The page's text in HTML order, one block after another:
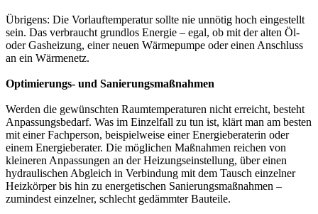
Übrigens: Die Vorlauftemperatur sollte nie unnötig hoch eingestellt
sein. Das verbraucht grundlos Energie – egal, ob mit der alten Öl-
oder Gasheizung, einer neuen Wärmepumpe oder einen Anschluss
an ein Wärmenetz.
Optimierungs- und Sanierungsmaßnahmen
Werden die gewünschten Raumtemperaturen nicht erreicht, besteht
Anpassungsbedarf. Was im Einzelfall zu tun ist, klärt man am besten
mit einer Fachperson, beispielweise einer Energieberaterin oder
einem Energieberater. Die möglichen Maßnahmen reichen von
kleineren Anpassungen an der Heizungseinstellung, über einen
hydraulischen Abgleich in Verbindung mit dem Tausch einzelner
Heizkörper bis hin zu energetischen Sanierungsmaßnahmen –
zumindest einzelner, schlecht gedämmter Bauteile.